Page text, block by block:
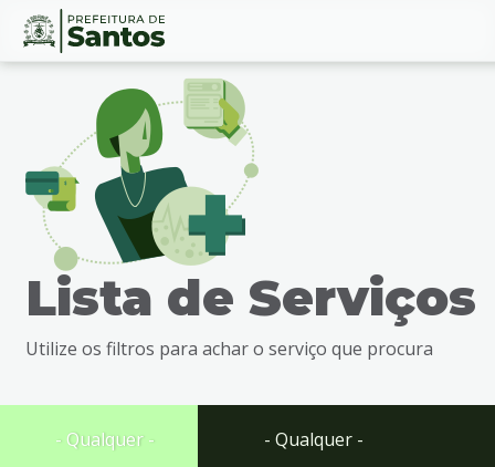
Ir
busca
Ir
Conteúdo
Lista de Serviços
Utilize os filtros para achar o serviço que procura
- Qualquer - - Qualquer -